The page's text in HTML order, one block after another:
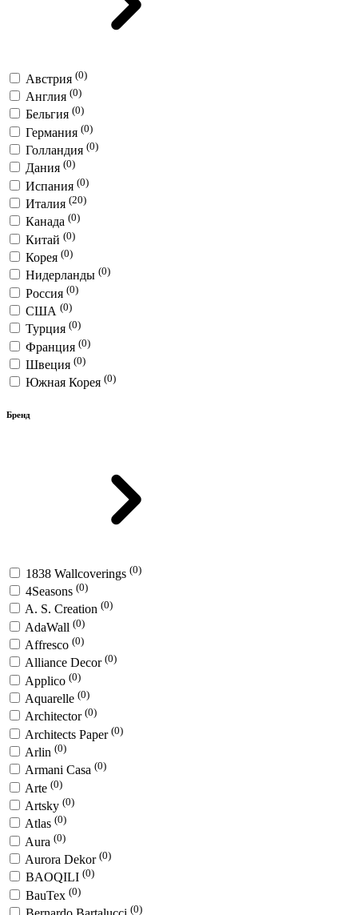
Австрия (0)
Англия (0)
Бельгия (0)
Германия (0)
Голландия (0)
Дания (0)
Испания (0)
Италия (20)
Канада (0)
Китай (0)
Корея (0)
Нидерланды (0)
Россия (0)
США (0)
Турция (0)
Франция (0)
Швеция (0)
Южная Корея (0)
Бренд
1838 Wallcoverings (0)
4Seasons (0)
A. S. Creation (0)
AdaWall (0)
Affresco (0)
Alliance Decor (0)
Applico (0)
Aquarelle (0)
Architector (0)
Architects Paper (0)
Arlin (0)
Armani Casa (0)
Arte (0)
Artsky (0)
Atlas (0)
Aura (0)
Aurora Dekor (0)
BAOQILI (0)
BauTex (0)
(0)